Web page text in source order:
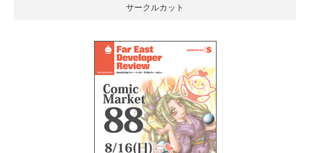
サークルカット